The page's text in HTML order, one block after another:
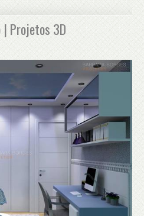
| Projetos 3D